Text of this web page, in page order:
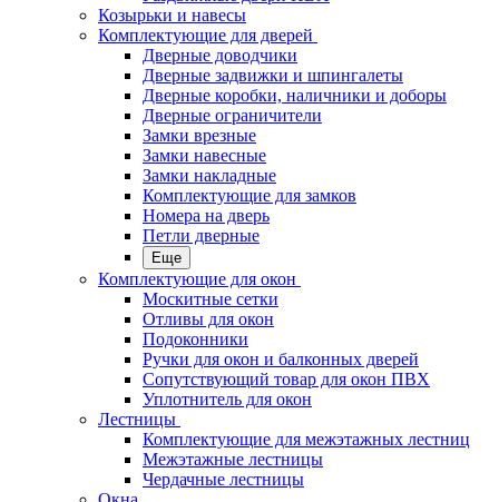
Козырьки и навесы
Комплектующие для дверей
Дверные доводчики
Дверные задвижки и шпингалеты
Дверные коробки, наличники и доборы
Дверные ограничители
Замки врезные
Замки навесные
Замки накладные
Комплектующие для замков
Номера на дверь
Петли дверные
Еще
Комплектующие для окон
Москитные сетки
Отливы для окон
Подоконники
Ручки для окон и балконных дверей
Сопутствующий товар для окон ПВХ
Уплотнитель для окон
Лестницы
Комплектующие для межэтажных лестниц
Межэтажные лестницы
Чердачные лестницы